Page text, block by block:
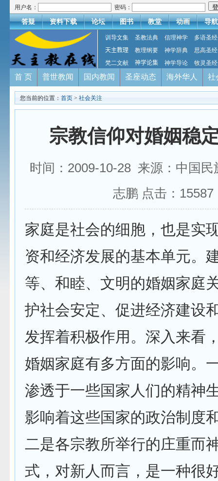
用户名： 密码：
答疑 资料下载 论坛 图书 教堂 动画 导航
训导文集 圣教法典 信理神学
多语圣经
天主教理
教理纲要 神学辞典
思高圣经
梵二文献
神学论集 神学导论 牧灵圣经
首 页 普世教闻 国内教闻 圣座动态 海外华人 社
您当前的位置： 首页 > 社会关注
宗教信仰对婚姻稳
时间：2009-10-28 来源：中国
志鹏 点击： 15587
家庭是社会的细胞，也是实
资和经济发展的基本单元。
等、和睦、文明的婚姻家庭
护社会安定、促进经济建设
发挥着积极作用。深入来看
婚姻家庭有多方面的影响。
渗透于一些国家人们的精神
影响着这些国家的政治制度
二是各宗教所举行的庄重而
式，对新人而言，是一种很